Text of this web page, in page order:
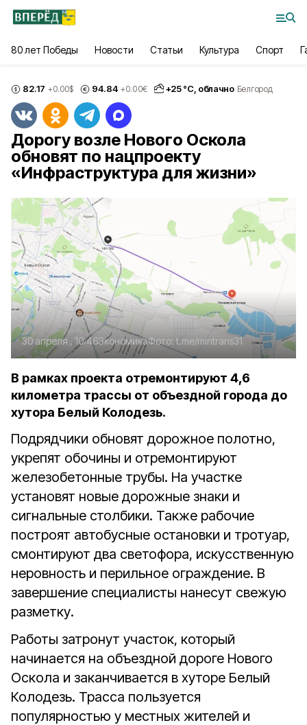
80 лет Победы Новости Статьи Культура Спорт
82.17 +0.00$ 94.84 +0.00€ +25°С, облачно Белгород
Дорогу возле Нового Оскола
обновят по нацпроекту
«Инфраструктура для жизни»
30 апреля , 10:46ЭкономикаФото: t.me/mintrans31
В рамках проекта отремонтируют 4,6
километра трассы от объездной города до
хутора Белый Колодезь.
Подрядчики обновят дорожное полотно,
укрепят обочины и отремонтируют
железобетонные трубы. На участке
установят новые дорожные знаки и
сигнальные столбики. Также рабочие
построят автобусные остановки и тротуар,
смонтируют два светофора, искусственную
неровность и перильное ограждение. В
завершение специалисты нанесут свежую
разметку.
Работы затронут участок, который
начинается на объездной дороге Нового
Оскола и заканчивается в хуторе Белый
Колодезь. Трасса пользуется
популярностью у местных жителей и